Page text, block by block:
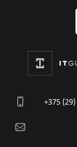
+375 (29)